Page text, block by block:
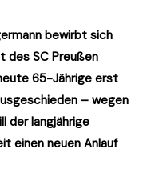
bewirbt sich
des SC Preußen
65-Jährige erst
– wegen
der langjährige
einen neuen Anlauf